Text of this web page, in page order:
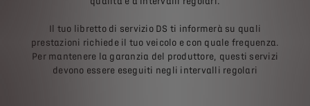
Il tuo libretto di servizio DS ti informerà su quali
prestazioni richiede il tuo veicolo e con quale frequenza.
Per mantenere la garanzia del produttore, questi servizi
devono essere eseguiti negli intervalli regolari